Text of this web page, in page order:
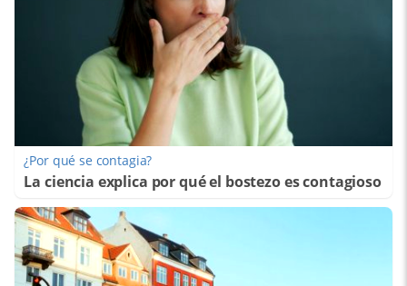
¿Por qué se contagia?
La ciencia explica por qué el bostezo es contagioso